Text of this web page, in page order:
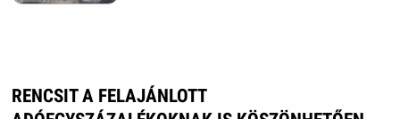
RENCSIT A FELAJÁNLOTT